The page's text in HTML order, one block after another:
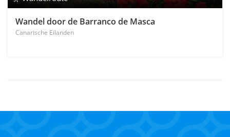
Wandel door de Barranco de Masca
Canarische Eilanden